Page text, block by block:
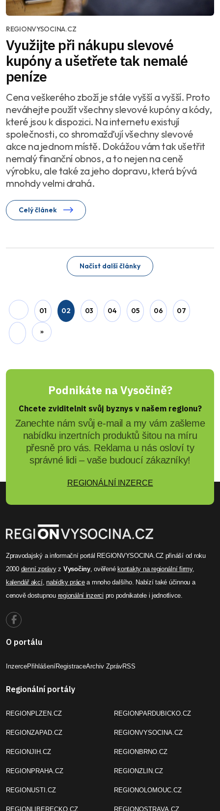
REGIONVYSOCINA.CZ
Využijte při nákupu slevové
kupóny a ušetřete tak nemalé
peníze
Cena veškerého zboží je stále vyšší a vyšší. Proto
neváhejte použít všechny slevové kupóny a kódy,
které jsou k dispozici. Na internetu existují
společnosti, co shromažďují všechny slevové
akce na jednom místě. Dokážou vám tak ušetřit
nemalý finanční obnos, a to nejen na ceně
výrobku, ale také za jeho dopravu, která bývá
mnohdy velmi drahá.
Celý článek
Michaela Poláková
Florbaloví žáci ze Světlé
nikdo nečekal. Takovou obrovskou radost
fanouškům udělali žáci Světlé a jejich sezónu si
nyní krátce shrneme.
Celý článek